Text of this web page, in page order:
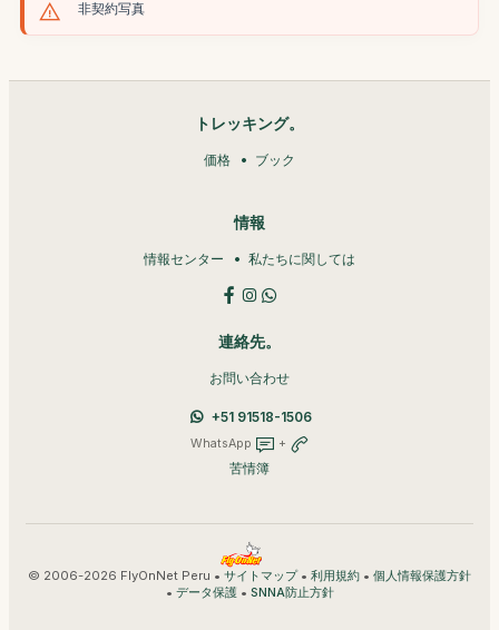
非契約写真
トレッキング。
価格 ブック
情報
情報センター 私たちに関しては
連絡先。
お問い合わせ
+51 91518-1506
WhatsApp +
苦情簿
© 2006-2026 FlyOnNet Peru • サイトマップ• 利用規約 • 個人情報保護方針
• データ保護• SNNA防止方針